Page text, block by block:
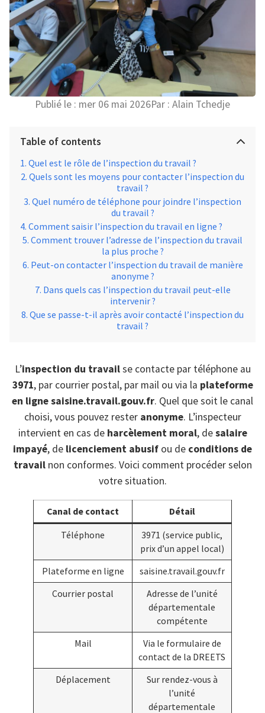
Publié le : mer 06 mai 2026Par : Alain Tchedje
Table of contents
Quel est le rôle de l’inspection du travail ?
Quels sont les moyens pour contacter l’inspection du
travail ?
Quel numéro de téléphone pour joindre l’inspection
du travail ?
Comment saisir l’inspection du travail en ligne ?
Comment trouver l’adresse de l’inspection du travail
la plus proche ?
Peut-on contacter l’inspection du travail de manière
anonyme ?
Dans quels cas l’inspection du travail peut-elle
intervenir ?
Que se passe-t-il après avoir contacté l’inspection du
travail ?
L’inspection du travailse contacte par téléphone au
3971, par courrier postal, par mail ou via la plateforme
en ligne saisine.travail.gouv.fr. Quel que soit le canal
choisi, vous pouvez rester anonyme. L’inspecteur
intervient en cas de harcèlement moral, desalaire
impayé, de licenciement abusif ou de conditions de
travailnon conformes. Voici comment procéder selon
votre situation.
Canal de contact
Détail
Téléphone
3971 (service public,
prix d’un appel local)
Plateforme en ligne
saisine.travail.gouv.fr
Courrier postal
Adresse de l’unité
départementale
compétente
Mail
Via le formulaire de
contact de la DREETS
Déplacement
Sur rendez-vous à
l’unité
départementale